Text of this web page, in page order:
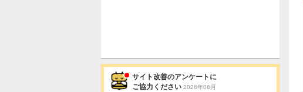
サイト改善のアンケートに
ご協力ください 2026年08月